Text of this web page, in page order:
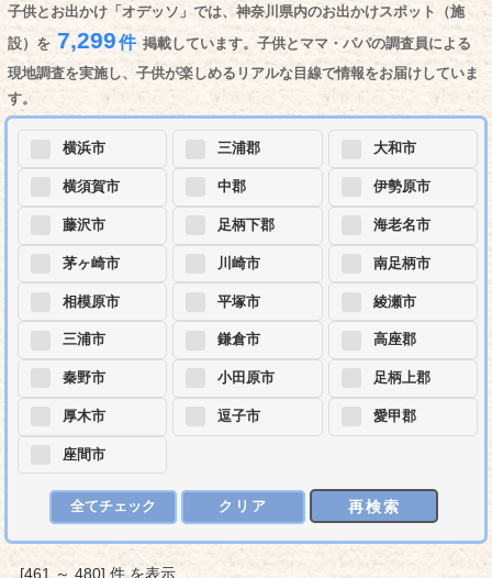
子供とお出かけ「オデッソ」では、神奈川県内のお出かけスポット（施
設）を 7,299件 掲載しています。子供とママ・パパの調査員による
現地調査を実施し、子供が楽しめるリアルな目線で情報をお届けしていま
す。
横浜市
横須賀市
藤沢市
茅ヶ崎市
相模原市
三浦市
秦野市
厚木市
座間市
三浦郡
中郡
足柄下郡
川崎市
平塚市
鎌倉市
小田原市
逗子市
大和市
伊勢原市
海老名市
南足柄市
綾瀬市
高座郡
足柄上郡
愛甲郡
全てチェック クリア 再検索
[461 ～ 480] 件 を表示